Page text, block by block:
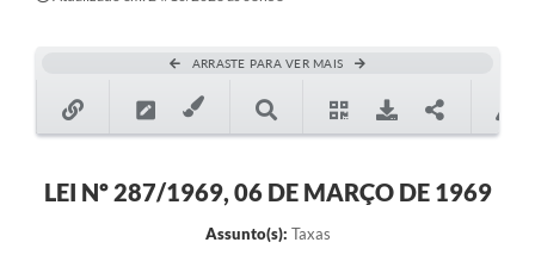
Serviços Online
Multimídia
ARRASTE PARA VER MAIS
LEI Nº 287/1969, 06 DE MARÇO DE 1969
Assunto(s): Taxas